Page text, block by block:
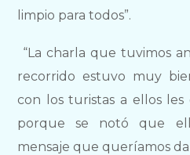
limpio para todos”.
“La charla que tuvimos
recorrido estuvo muy
con los turistas a ellos
porque se notó que
mensaje que queríamos